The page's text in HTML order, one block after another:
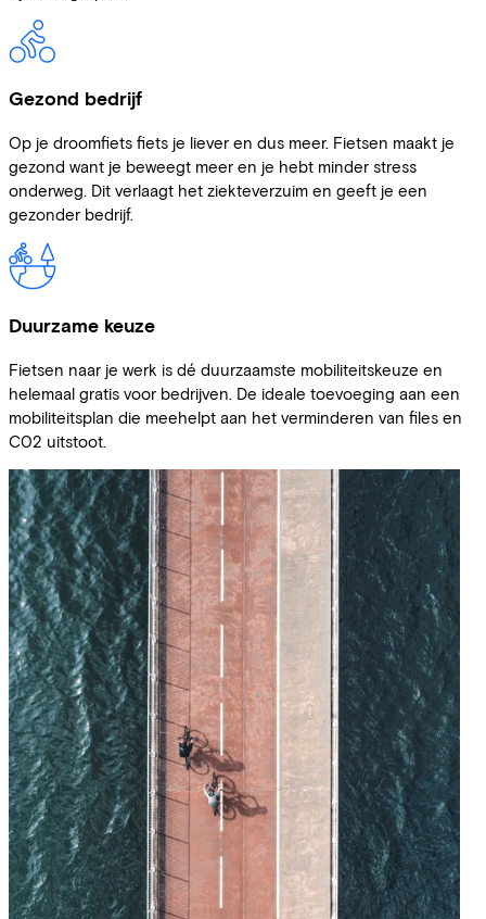
Gezond bedrijf
Op je droomfiets fiets je liever en dus meer. Fietsen maakt je
gezond want je beweegt meer en je hebt minder stress
onderweg. Dit verlaagt het ziekteverzuim en geeft je een
gezonder bedrijf.
Duurzame keuze
Fietsen naar je werk is dé duurzaamste mobiliteitskeuze en
helemaal gratis voor bedrijven. De ideale toevoeging aan een
mobiliteitsplan die meehelpt aan het verminderen van files en
C02 uitstoot.